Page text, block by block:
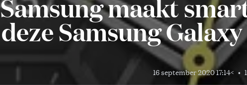
Samsung maakt
deze Samsung
16 september 2020 17:14< •